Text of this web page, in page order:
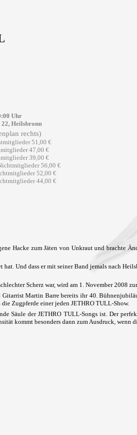
Uhr
Heilsbronn
rechts)
51,00 €
47,00 €
39,00 €
56,00 €
52,00 €
44,00 €
Hacke zum Jäten von Unkraut und brachte
Und dass er mit seiner Band jemals nach
Scherz war, wird am 1. November 2008
Gitarrist Martin Barre bereits ihr 40.
Zugpferde einer jeden JETHRO TULL-Show.
Säule der JETHRO TULL-Songs ist. Der
kommt besonders dann zum Ausdruck, wenn